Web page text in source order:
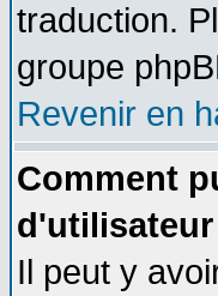
traduction.
groupe
Revenir en
Comment
d'utilisateur
Il peut y